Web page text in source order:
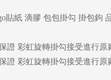
貼紙 滴膠 包包掛勾 掛包
證 彩虹旋轉掛勾接受進行原
證 彩虹旋轉掛勾接受進行原